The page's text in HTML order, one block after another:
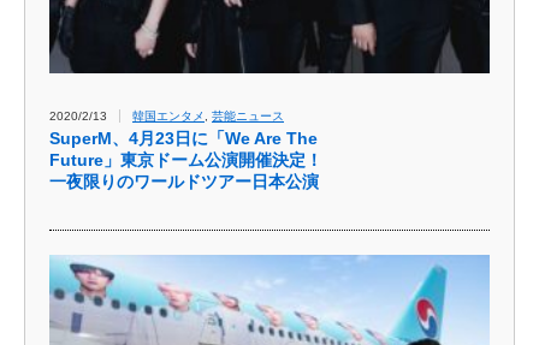
2020/2/13 韓国エンタメ 芸能ニュース
SuperM、4月23日に「We Are The
Future」東京ドーム公演開催決定！
一夜限りのワールドツアー日本公演